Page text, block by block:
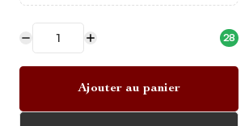
28
Ajouter au panier